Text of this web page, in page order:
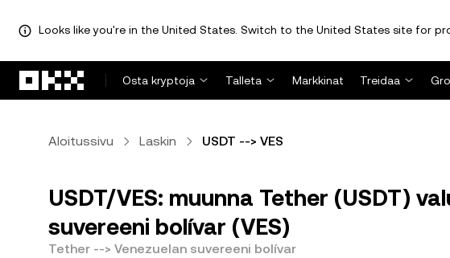
Looks like you're in the United States. Switch to the United States site for
Osta kryptoja
Talleta Markkinat Treidaa
Aloitussivu Laskin USDT --> VES
USDT/VES: muunna Tether (USDT)
suvereeni bolívar (VES)
Tether --> Venezuelan suvereeni bolívar